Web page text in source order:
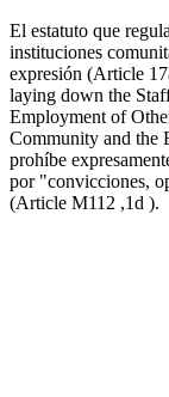
El estatuto que
instituciones
expresión (Article
laying down the
Employment of
Community and the
prohíbe
por "convicciones,
(Article M112 ,1d ).